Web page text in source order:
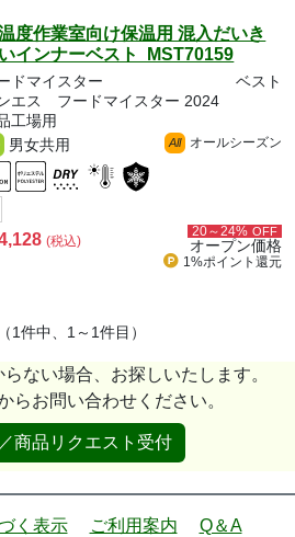
度作業室向け保温用 混入だいき
インナーベスト MST70159
ドマイスター
ベスト
エス フードマイスター 2024
工場用
男女共用
All オールシーズン
(税込)
20～24% OFF
オープン価格
1%ポイント 還元
（1件中、1～1件目）
ない場合、お探しいたします。
らお問い合わせください。
商品リクエスト受付
く表示 ご利用案内
Q＆A